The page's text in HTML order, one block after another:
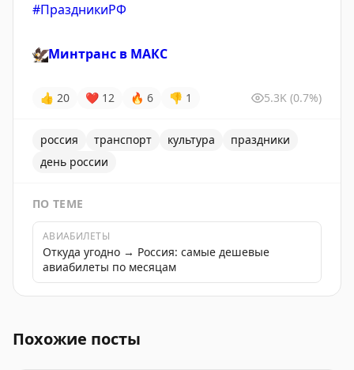
#ПраздникиРФ
🦅Минтранс в MАКС
👍 20 ❤ 12 🔥 6 👎 1 5.3K (0.7%)
россия транспорт культура
праздники
день россии
ПО ТЕМЕ
АВИАБИЛЕТЫ
Откуда угодно → Россия: самые дешевые
авиабилеты по месяцам
Похожие посты